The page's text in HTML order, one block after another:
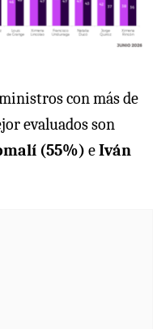
con más de
evaluados son
(55%) eIván